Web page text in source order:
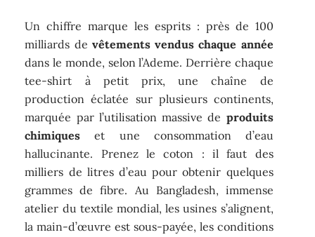
Un chiffre marque les esprits : près de 100
milliards de vêtements vendus chaque année
dans le monde, selon l’Ademe. Derrière chaque
tee-shirt à petit prix, une chaîne de
production éclatée sur plusieurs continents,
marquée par l’utilisation massive de produits
chimiques et une consommation d’eau
hallucinante. Prenez le coton : il faut des
milliers de litres d’eau pour obtenir quelques
grammes de fibre. Au Bangladesh, immense
atelier du textile mondial, les usines s’alignent,
la main-d’œuvre est sous-payée, les conditions